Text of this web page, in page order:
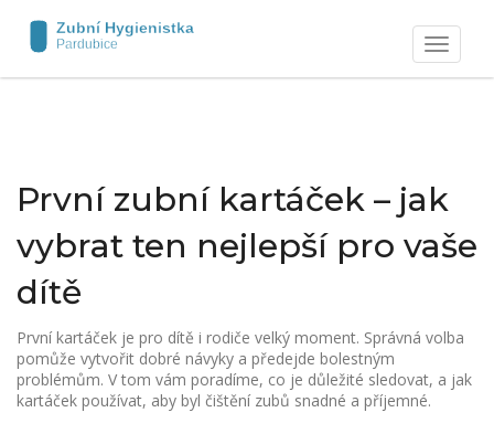
Zobrazit
navigaci
První zubní kartáček – jak
vybrat ten nejlepší pro vaše
dítě
První kartáček je pro dítě i rodiče velký moment. Správná volba
pomůže vytvořit dobré návyky a předejde bolestným
problémům. V tom vám poradíme, co je důležité sledovat, a jak
kartáček používat, aby byl čištění zubů snadné a příjemné.